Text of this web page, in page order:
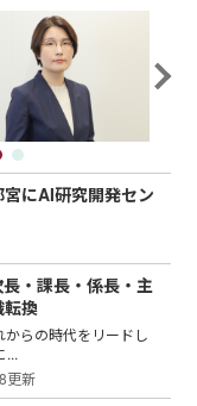
にAI研究開発セン
・課長・係長・主
転換
らの時代をリードし
...
更新